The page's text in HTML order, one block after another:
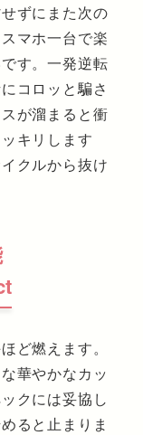
ずにまた次の
マホ一台で楽
す。一発逆転
コロッと騙さ
が溜まると衝
キリします
クルから抜け
ど燃えます。
華やかなカッ
クには妥協し
ると止まりま